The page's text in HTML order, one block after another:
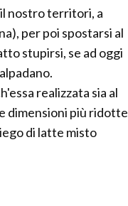
nostro territori, a
per poi spostarsi al
stupirsi, se ad oggi
realizzata sia al
dimensioni più ridotte
di latte misto